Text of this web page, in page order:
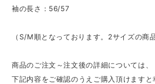
袖の長さ：56/57
（S/M順となっております。2サイズの商
商品のご注文～注文後の詳細については、
下記内容をご確認のうえご購入頂けますと